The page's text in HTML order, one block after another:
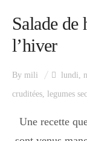
Salade de
l’hiver
By mili lundi,
cruditées, legumes
Une recette